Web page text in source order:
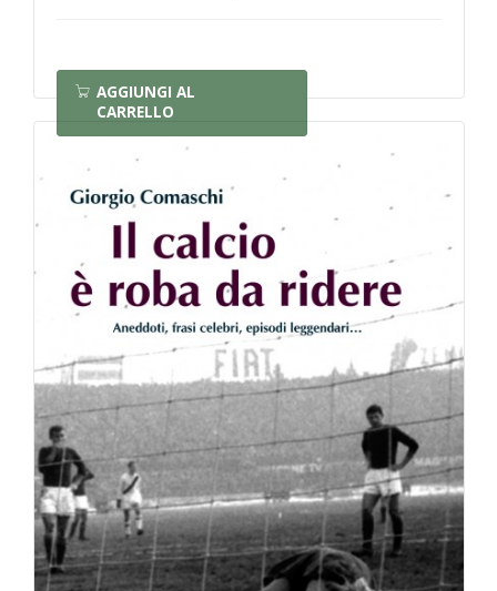
AGGIUNGI AL
CARRELLO